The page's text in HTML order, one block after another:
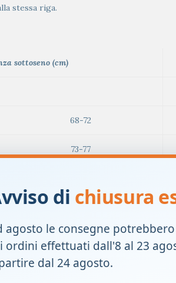
stessa riga.
sottoseno (cm)
68-72
73-77
83-87
88-92
93-97
di chiusura
agosto le consegne
ordini effettuati dall'8 al 23
dal 24 agosto.